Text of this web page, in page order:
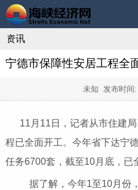
资讯
宁德市保障性安居工程全
未知 发布时间:
11月11日，记者从市住建
程已全面开工。今年省下达宁
任务6700套，截至10月底，已
据了解，今年1至10月份